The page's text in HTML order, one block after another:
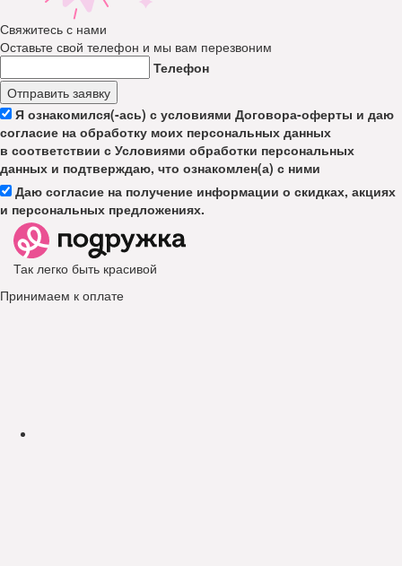
Свяжитесь с нами
Оставьте свой телефон и мы вам перезвоним
Телефон
Отправить заявку
Я ознакомился(-ась) с условиями Договора-оферты и даю
согласие на обработку моих персональных данных
в соответствии с Условиями обработки персональных
данных и подтверждаю, что ознакомлен(а) с ними
Даю согласие на получение информации о скидках, акциях
и персональных предложениях.
Так легко быть красивой
Принимаем к оплате